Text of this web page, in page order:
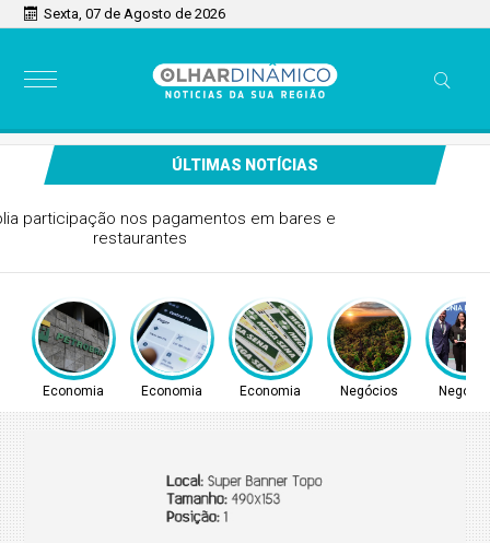
Sexta, 07 de Agosto de 2026
ÚLTIMAS NOTÍCIAS
Pix amplia participação nos pagamentos em bares e
Economia Economia Economia Negócios